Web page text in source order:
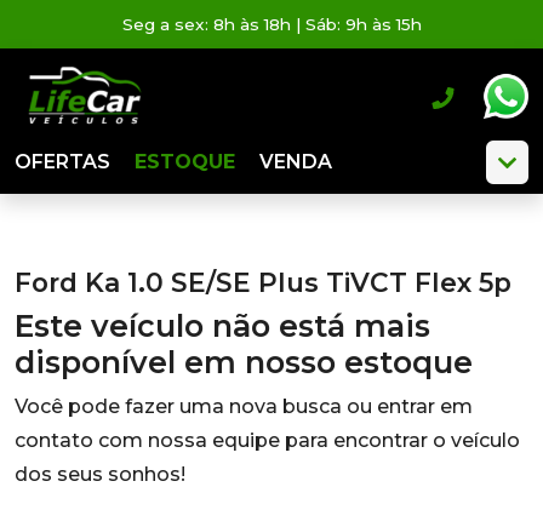
Seg a sex: 8h às 18h | Sáb: 9h às 15h
OFERTAS ESTOQUE VENDA
Ford Ka 1.0 SE/SE Plus TiVCT Flex 5p
Este veículo não está mais
disponível em nosso estoque
Você pode fazer uma nova busca ou entrar em
contato com nossa equipe para encontrar o veículo
dos seus sonhos!